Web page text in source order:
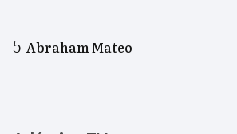
Abraham Mateo